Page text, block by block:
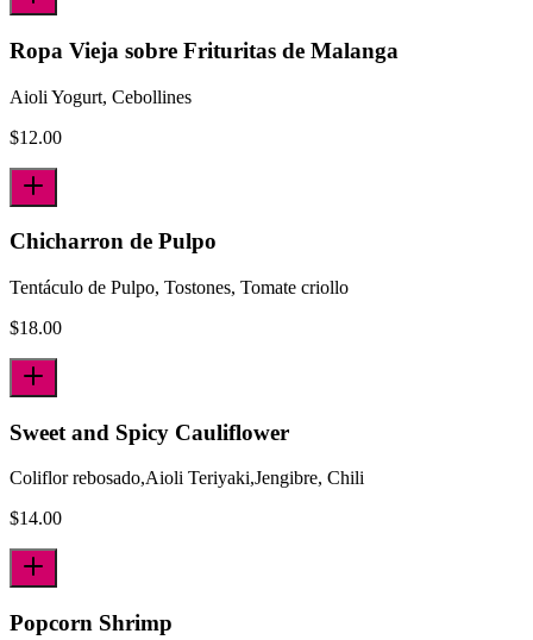
Ropa Vieja sobre Frituritas de Malanga
Aioli Yogurt, Cebollines
$12.00
Chicharron de Pulpo
Tentáculo de Pulpo, Tostones, Tomate criollo
$18.00
Sweet and Spicy Cauliflower
Coliflor rebosado,Aioli Teriyaki,Jengibre, Chili
$14.00
Popcorn Shrimp